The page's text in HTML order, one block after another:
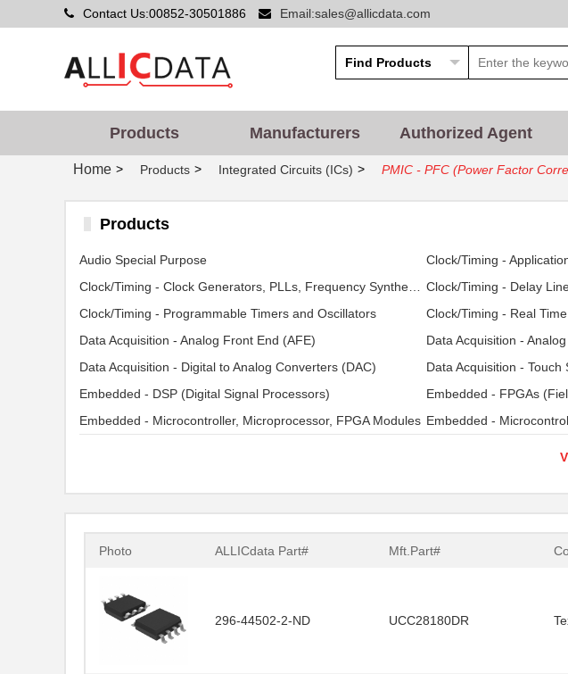
Contact Us:00852-30501886 Email:sales@allicdata.com
Products Manufacturers Authorized Agent
Home > Products > Integrated Circuits (ICs) > PMIC - PFC (Power Factor
Products
Audio Special Purpose Clock/Timing -
Clock/Timing - Delay
Clock/Timing - Programmable Timers and Oscillators
Clock/Timing - Real
Data Acquisition - Analog Front End (AFE)
Data Acquisition -
Data Acquisition - Digital to Analog Converters (DAC)
Data Acquisition - Touch
Embedded - DSP (Digital Signal Processors)
Embedded - FPGAs
Embedded - Microcontroller, Microprocessor, FPGA Modules Embedded -
Photo ALLICdata Part# Mft.Part#
296-44502-2-ND UCC28180DR